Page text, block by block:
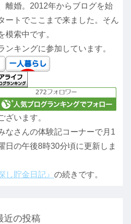
離婚。2012年からブログを始
ートでここまで来ました。そん
模索中です。
ンキングに参加しています。
ざいます。
なさんの体験記コーナーで月1
日の午後8時30分頃に更新しま
し貯金日記』 の続きです。
近の投稿